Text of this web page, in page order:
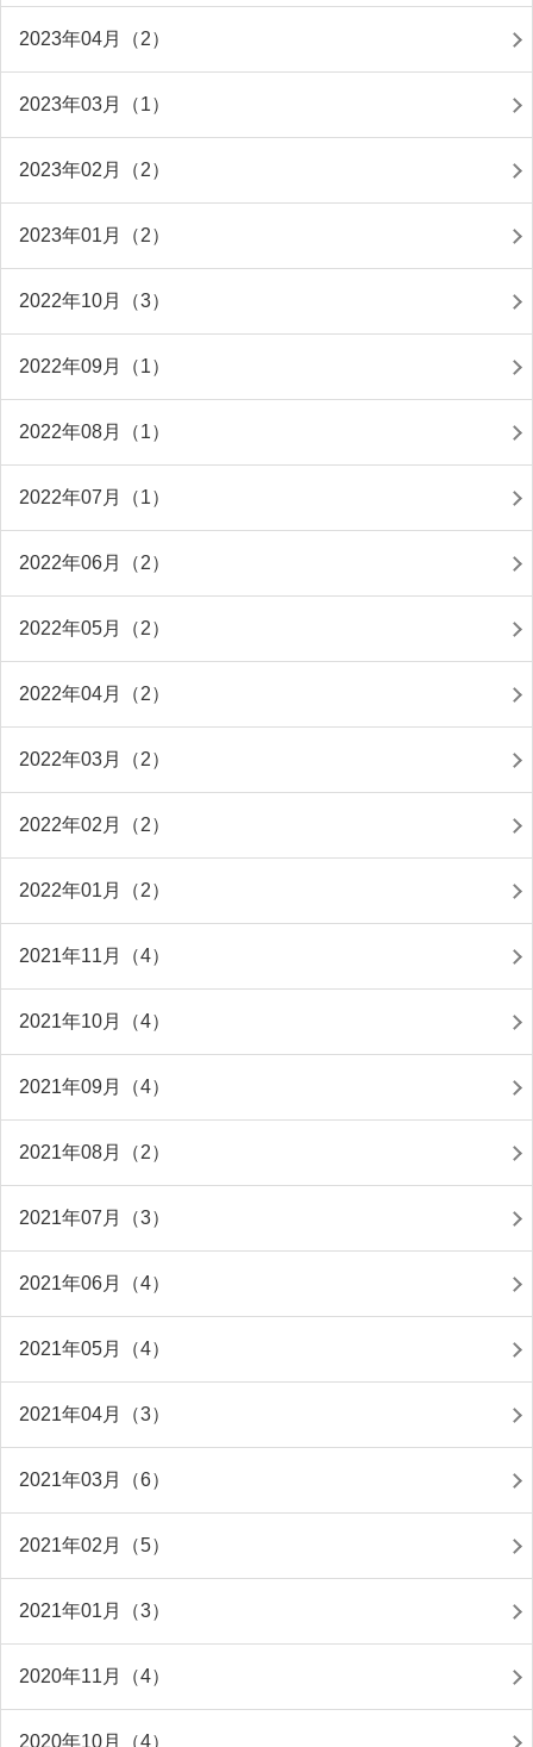
2023年04月（2）
2023年03月（1）
2023年02月（2）
2023年01月（2）
2022年10月（3）
2022年09月（1）
2022年08月（1）
2022年07月（1）
2022年06月（2）
2022年05月（2）
2022年04月（2）
2022年03月（2）
2022年02月（2）
2022年01月（2）
2021年11月（4）
2021年10月（4）
2021年09月（4）
2021年08月（2）
2021年07月（3）
2021年06月（4）
2021年05月（4）
2021年04月（3）
2021年03月（6）
2021年02月（5）
2021年01月（3）
2020年11月（4）
2020年10月（4）